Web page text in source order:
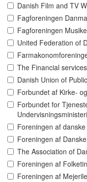
Danish Film and TV
Fagforeningen
Fagforeningen
United Federation of
The Financial
Danish Union of
Forbundet af Kirke-
Forbundet for
Foreningen af
Foreningen af
The Association of
Foreningen af
Foreningen af